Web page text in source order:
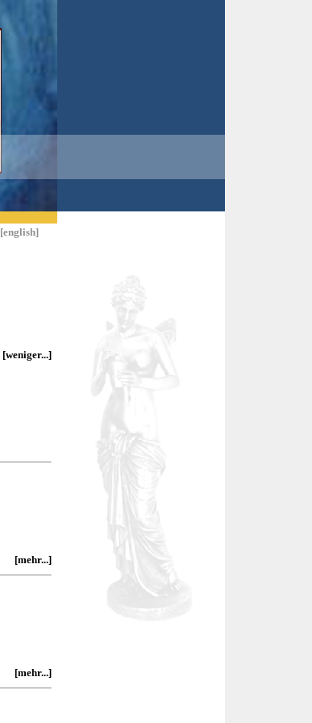
[english]
[mehr...]
[weniger...]
[mehr...]
[mehr...]